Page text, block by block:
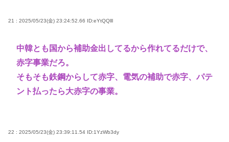
21 : 2025/05/23(金) 23:24:52.66 ID:eYtQQlll
中韓とも国から補助金出してるから作れてるだけで、
赤字事業だろ。
そもそも鉄鋼からして赤字、電気の補助で赤字、パテ
ント払ったら大赤字の事業。
22 : 2025/05/23(金) 23:39:11.54 ID:1YzWb3dy